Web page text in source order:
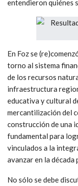
entendieron quiénes
En Foz se
torno al sistema
de los recursos
infraestructura
educativa y cultural
mercantilización del
construcción de una
fundamental para
vinculados a la
avanzar en la década
No sólo se debe